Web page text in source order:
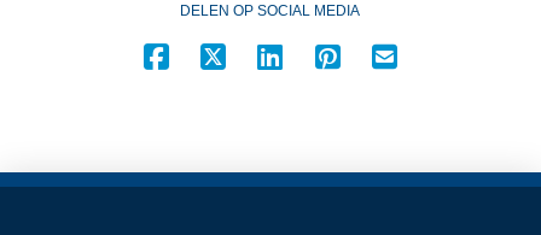
DELEN OP SOCIAL MEDIA